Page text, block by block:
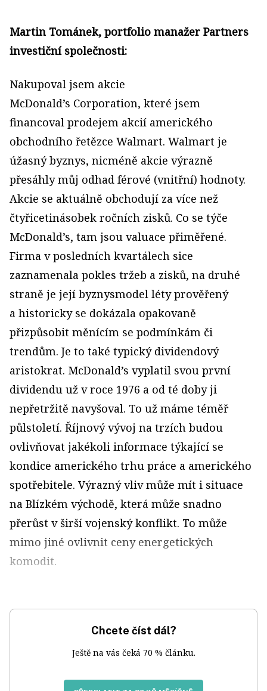
Martin Tománek, portfolio manažer Partners
investiční společnosti:
Nakupoval jsem akcie
McDonald’s Corporation, které jsem
financoval prodejem akcií amerického
obchodního řetězce Walmart. Walmart je
úžasný byznys, nicméně akcie výrazně
přesáhly můj odhad férové (vnitřní) hodnoty.
Akcie se aktuálně obchodují za více než
čtyřicetinásobek ročních zisků. Co se týče
McDonald’s, tam jsou valuace přiměřené.
Firma v posledních kvartálech sice
zaznamenala pokles tržeb a zisků, na druhé
straně je její byznysmodel léty prověřený
a historicky se dokázala opakovaně
přizpůsobit měnícím se podmínkám či
trendům. Je to také typický dividendový
aristokrat. McDonald’s vyplatil svou první
dividendu už v roce 1976 a od té doby ji
nepřetržitě navyšoval. To už máme téměř
půlstoletí. Říjnový vývoj na trzích budou
ovlivňovat jakékoli informace týkající se
kondice amerického trhu práce a amerického
spotřebitele. Výrazný vliv může mít i situace
na Blízkém východě, která může snadno
přerůst v širší vojenský konflikt. To může
mimo jiné ovlivnit ceny energetických
komodit.
Chcete číst dál?
Ještě na vás čeká 70 % článku.